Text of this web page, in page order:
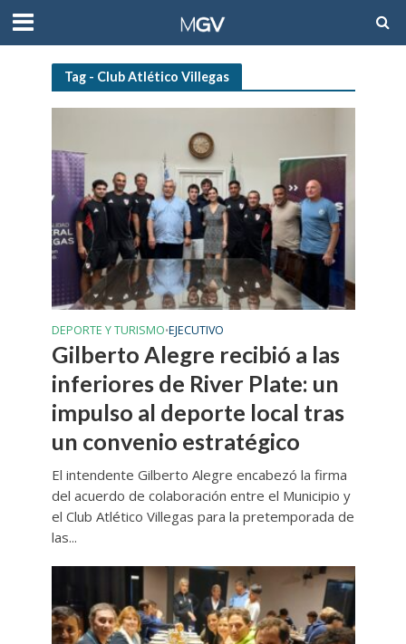
Tag - Club Atlético Villegas
DEPORTE Y TURISMO•EJECUTIVO
Gilberto Alegre recibió a las
inferiores de River Plate: un
impulso al deporte local tras
un convenio estratégico
El intendente Gilberto Alegre encabezó la firma
del acuerdo de colaboración entre el Municipio y
el Club Atlético Villegas para la pretemporada de
las...